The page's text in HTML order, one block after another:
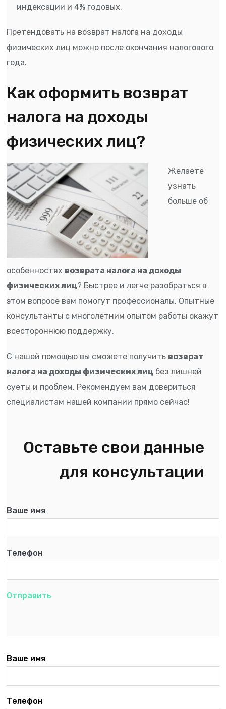
индексации и 4% годовых.
Претендовать на возврат налога на доходы
физических лиц можно после окончания налогового
года.
Как оформить возврат
налога на доходы
физических лиц?
Желаете
узнать
больше об
особенностях возврата налога на доходы
физических лиц? Быстрее и легче разобраться в
этом вопросе вам помогут профессионалы. Опытные
консультанты с многолетним опытом работы окажут
всестороннюю поддержку.
С нашей помощью вы сможете получить возврат
налога на доходы физических лиц без лишней
суеты и проблем. Рекомендуем вам довериться
специалистам нашей компании прямо сейчас!
Оставьте свои данные
для консультации
Ваше имя
Телефон
Отправить
Ваше имя
Телефон